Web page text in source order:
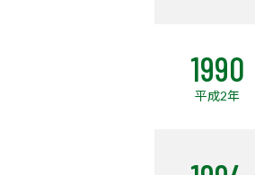
1990
平成2年